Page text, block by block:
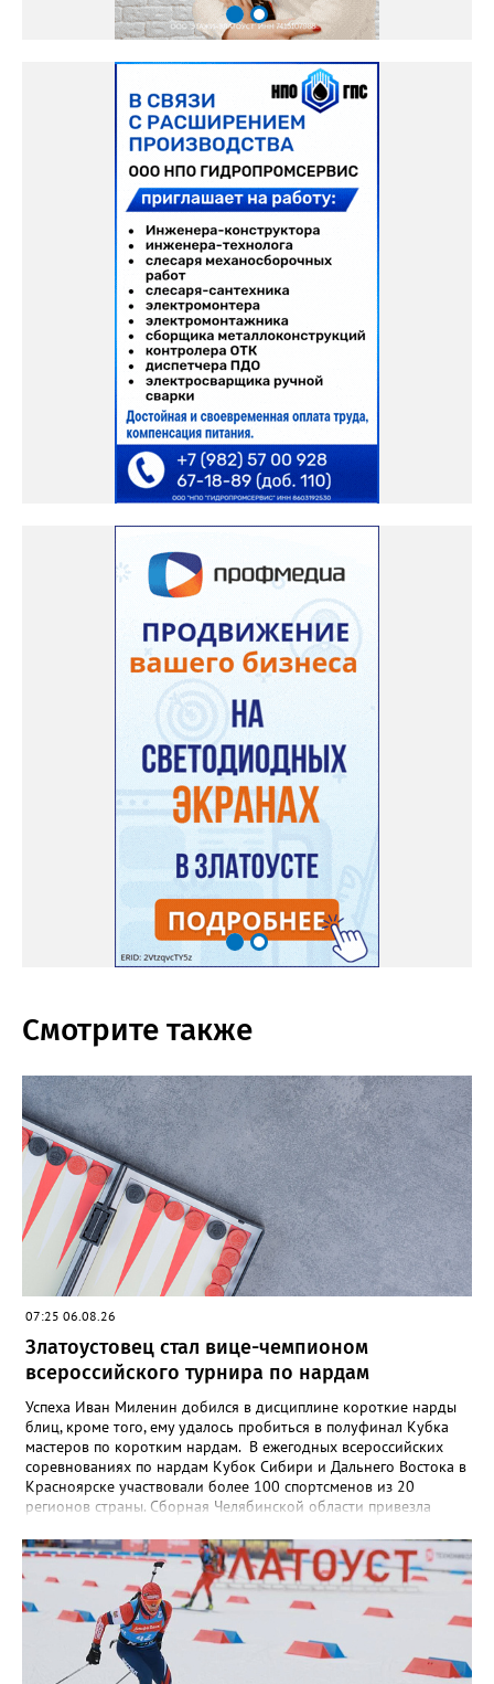
Смотрите также
07:25 06.08.26
Златоустовец стал вице-чемпионом
всероссийского турнира по нардам
Успеха Иван Миленин добился в дисциплине короткие нарды
блиц, кроме того, ему удалось пробиться в полуфинал Кубка
мастеров по коротким нардам. В ежегодных всероссийских
соревнованиях по нардам Кубок Сибири и Дальнего Востока в
Красноярске участвовали более 100 спортсменов из 20
регионов страны. Сборная Челябинской области привезла
земляк, это три золота Ксении Нагаевой и Екатерины
Дроздовой из Челябинска, бронза представительницы Миасса
Ирины Зобковой и челябинца Сергея Лютова. Ещё одну
бронзу в общую копилку положила чемпионка турнира
Екатерина Дроздова.